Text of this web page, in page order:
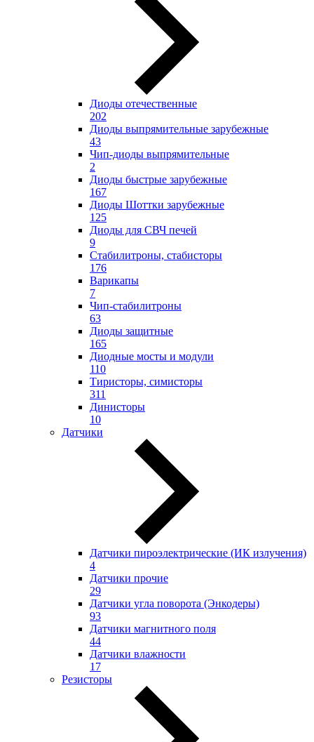
Диоды отечественные
202
Диоды выпрямительные зарубежные
43
Чип-диоды выпрямительные
2
Диоды быстрые зарубежные
167
Диоды Шоттки зарубежные
125
Диоды для СВЧ печей
9
Стабилитроны, стабисторы
176
Варикапы
7
Чип-стабилитроны
63
Диоды защитные
165
Диодные мосты и модули
110
Тиристоры, симисторы
311
Динисторы
10
Датчики
Датчики пироэлектрические (ИК излучения)
4
Датчики прочие
29
Датчики угла поворота (Энкодеры)
93
Датчики магнитного поля
44
Датчики влажности
17
Резисторы